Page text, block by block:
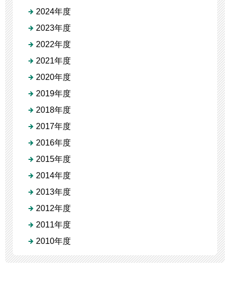
2024年度
2023年度
2022年度
2021年度
2020年度
2019年度
2018年度
2017年度
2016年度
2015年度
2014年度
2013年度
2012年度
2011年度
2010年度